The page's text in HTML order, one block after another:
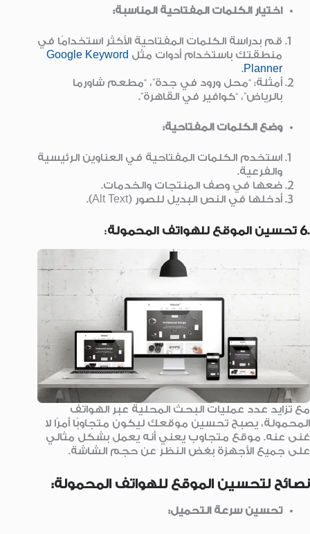
اختيار الكلمات المفتاحية المناسبة:
قم بدراسة الكلمات المفتاحية الأكثر استخدامًا في
منطقتك باستخدام أدوات مثل
Google Keyword
Planner
.
أمثلة: “محل ورود في جدة”، “مطعم شاورما
بالرياض”، “كوافير في القاهرة”.
وضع الكلمات المفتاحية:
استخدم الكلمات المفتاحية في العناوين الرئيسية
والفرعية.
ضعها في وصف المنتجات والخدمات.
أدخلها في النص البديل للصور (Alt Text).
.6 تحسين الموقع للهواتف المحمولة :
مع تزايد عدد عمليات البحث المحلية عبر الهواتف
المحمولة، يصبح تحسين موقعك ليكون متجاوبًا أمرًا لا
غنى عنه. موقع متجاوب يعني أنه يعمل بشكل مثالي
على جميع الأجهزة بغض النظر عن حجم الشاشة.
نصائح لتحسين الموقع للهواتف المحمولة:
تحسين سرعة التحميل: